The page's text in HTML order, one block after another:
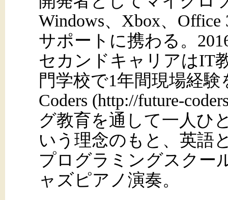
Windows、Xbox、
サポートに携わる。
セカンドキャリアはIT
門学校で1年間現場経験
Coders (http://future-
グ教育を通して一人ひ
いう理念のもと、英語
プログラミングスクー
ャズピアノ演奏。